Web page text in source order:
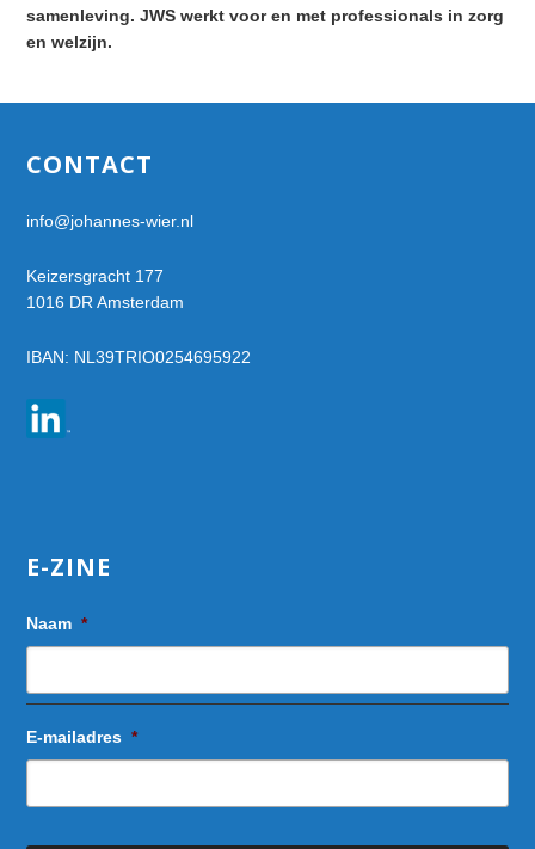
samenleving. JWS werkt voor en met professionals in zorg
en welzijn.
Footer
CONTACT
info@johannes-wier.nl
Keizersgracht 177
1016 DR Amsterdam
IBAN: NL39TRIO0254695922
E-ZINE
Naam *
E-mailadres *